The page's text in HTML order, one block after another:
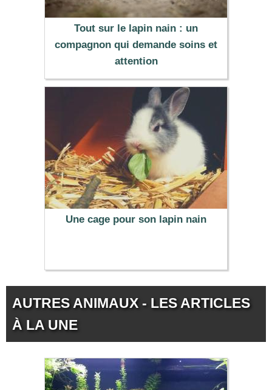
Tout sur le lapin nain : un
compagnon qui demande soins et
attention
Une cage pour son lapin nain
AUTRES ANIMAUX - LES ARTICLES
À LA UNE